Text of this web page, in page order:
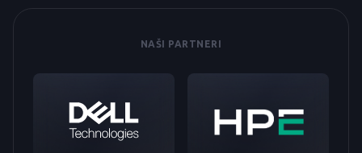
NAŠI PARTNERI